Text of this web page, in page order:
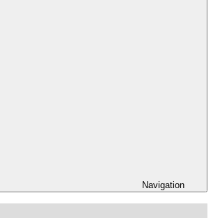
Navigation